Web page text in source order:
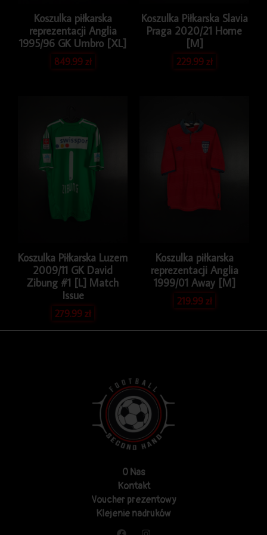
Koszulka piłkarska
reprezentacji Anglia
1995/96 GK Umbro [XL]
849.99zł
Koszulka Piłkarska Slavia
Praga 2020/21 Home
[M]
229.99zł
Koszulka Piłkarska Luzern
2009/11 GK David
Zibung #1 [L] Match
Issue
279.99zł
Koszulka piłkarska
reprezentacji Anglia
1999/01 Away [M]
219.99zł
O Nas
Kontakt
Voucher prezentowy
Klejenie nadruków